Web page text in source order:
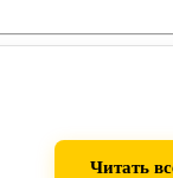
Читать